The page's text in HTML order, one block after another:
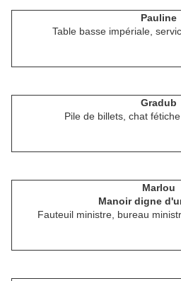
Pauline
Table basse impériale,
Gradub
Pile de billets, chat
Marlou
Manoir digne
Fauteuil ministre, bureau